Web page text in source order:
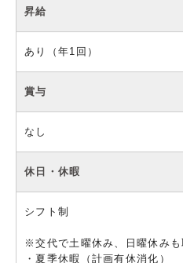
昇給
あり（年1回）
賞与
なし
休日・休暇
シフト制
※交代で土曜休み、日曜休みも
・夏季休暇（計画有休消化）